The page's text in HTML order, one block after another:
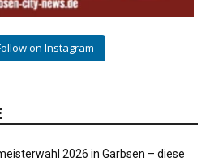
on Instagram
2026 in Garbsen – diese